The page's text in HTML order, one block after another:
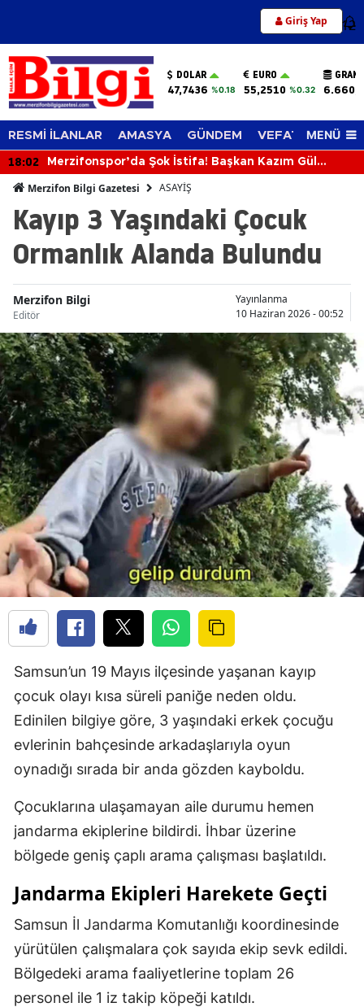
Giriş Yap 12
DOLAR
47,7436 %0.18
EURO
55,2510 %0.32
RESMİ İLANLAR AMASYA GÜNDEM VEFAT EDENLER
MENÜ
18:02
Merzifonspor’da Şok İstifa! Başkan Kazım Gül
Merzifon Bilgi Gazetesi ASAYİŞ
Kayıp 3 Yaşındaki Çocuk
Ormanlık Alanda Bulundu
Merzifon Bilgi
Editör
Yayınlanma
10 Haziran 2026 - 00:52
Samsun’un 19 Mayıs ilçesinde yaşanan kayıp
çocuk olayı kısa süreli paniğe neden oldu.
Edinilen bilgiye göre, 3 yaşındaki erkek çocuğu
evlerinin bahçesinde arkadaşlarıyla oyun
oynadığı sırada bir anda gözden kayboldu.
Çocuklarına ulaşamayan aile durumu hemen
jandarma ekiplerine bildirdi. İhbar üzerine
bölgede geniş çaplı arama çalışması başlatıldı.
Jandarma Ekipleri Harekete Geçti
Samsun İl Jandarma Komutanlığı koordinesinde
yürütülen çalışmalara çok sayıda ekip sevk edildi.
Bölgedeki arama faaliyetlerine toplam 26
personel ile 1 iz takip köpeği katıldı.